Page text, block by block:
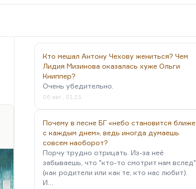
Кто мешал Антону Чехову жениться? Чем
Лидия Мизинова оказалась хуже Ольги
Книппер?
Очень убедительно.
06 авг., 01:23
Почему в песне БГ «небо становится ближе
с каждым днем», ведь иногда думаешь
совсем наоборот?
Порчу трудно отрицать. Из-за неё
забываешь, что "кто-то смотрит нам вслед"
(как родители или как те, кто нас любит).
И…